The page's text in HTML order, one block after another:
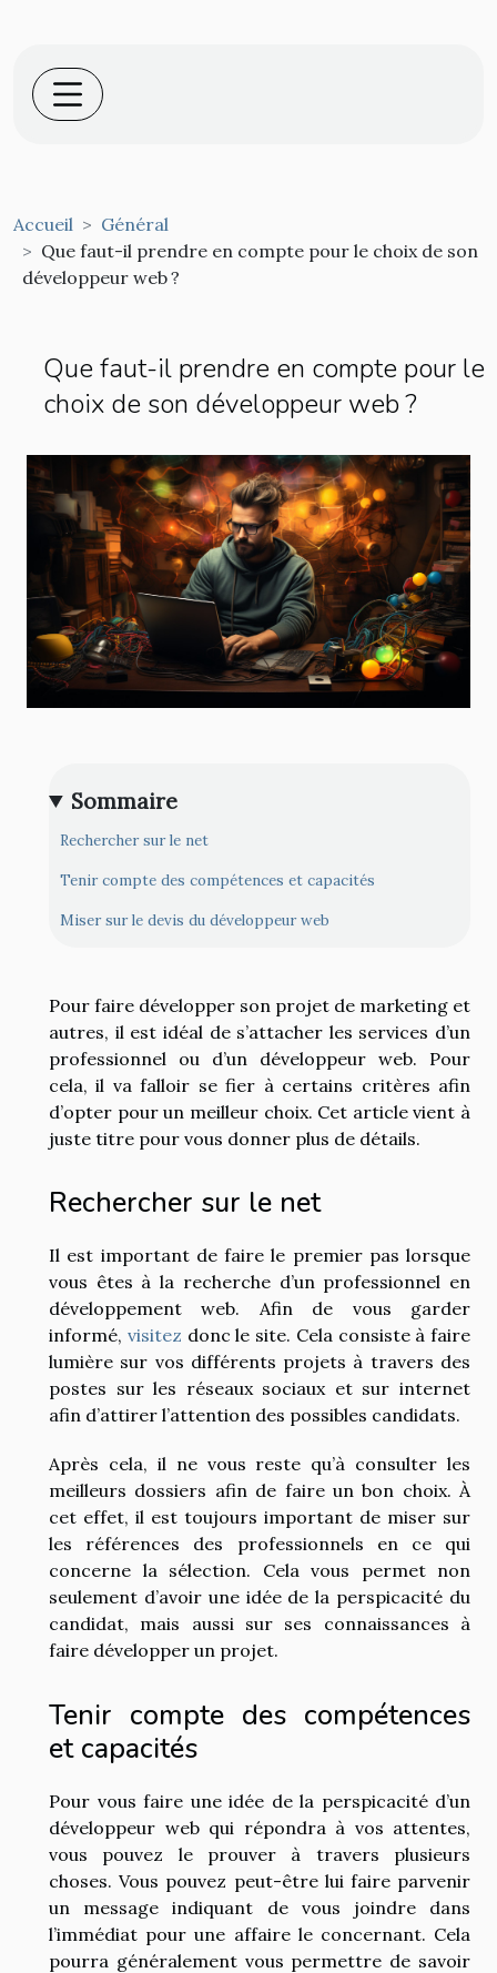
Accueil
Général
Que faut-il prendre en compte pour le choix de son
développeur web ?
Que faut-il prendre en compte pour le
choix de son développeur web ?
Sommaire
Rechercher sur le net
Tenir compte des compétences et capacités
Miser sur le devis du développeur web
Pour faire développer son projet de marketing et
autres, il est idéal de s’attacher les services d’un
professionnel ou d’un développeur web. Pour
cela, il va falloir se fier à certains critères afin
d’opter pour un meilleur choix. Cet article vient à
juste titre pour vous donner plus de détails.
Rechercher sur le net
Il est important de faire le premier pas lorsque
vous êtes à la recherche d’un professionnel en
développement web. Afin de vous garder
informé, visitez donc le site. Cela consiste à faire
lumière sur vos différents projets à travers des
postes sur les réseaux sociaux et sur internet
afin d’attirer l’attention des possibles candidats.
Après cela, il ne vous reste qu’à consulter les
meilleurs dossiers afin de faire un bon choix. À
cet effet, il est toujours important de miser sur
les références des professionnels en ce qui
concerne la sélection. Cela vous permet non
seulement d’avoir une idée de la perspicacité du
candidat, mais aussi sur ses connaissances à
faire développer un projet.
Tenir compte des compétences
et capacités
Pour vous faire une idée de la perspicacité d’un
développeur web qui répondra à vos attentes,
vous pouvez le prouver à travers plusieurs
choses. Vous pouvez peut-être lui faire parvenir
un message indiquant de vous joindre dans
l’immédiat pour une affaire le concernant. Cela
pourra généralement vous permettre de savoir